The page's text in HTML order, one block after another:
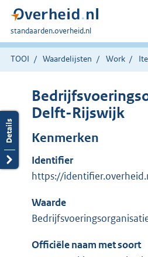
U
bent
hier:
standaarden.overheid.nl
TOOI Waardelijsten Work
Delft-Rijswijk
Kenmerken
Identifier
https://
Waarde
Officiële naam met soort